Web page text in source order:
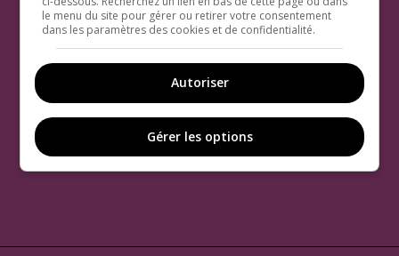
le menu du site pour gérer ou retirer votre consentement
dans les paramètres des cookies et de confidentialité.
Autoriser
Gérer les options